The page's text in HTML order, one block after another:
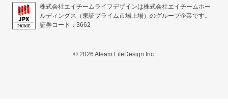
株式会社エイチームライフデザインは株式会社エイチームホー
ルディングス（東証プライム市場上場）のグループ企業です。
証券コード：3662
© 2026 Ateam LifeDesign Inc.